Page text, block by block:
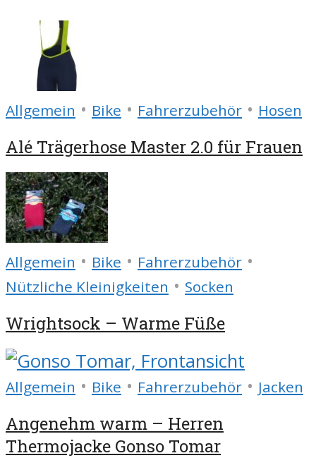
Allgemein • Bike • Fahrerzubehör • Hosen
Alé Trägerhose Master 2.0 für Frauen
Allgemein • Bike • Fahrerzubehör •
Nützliche Kleinigkeiten • Socken
Wrightsock – Warme Füße
Allgemein • Bike • Fahrerzubehör • Jacken
Angenehm warm – Herren
Thermojacke Gonso Tomar